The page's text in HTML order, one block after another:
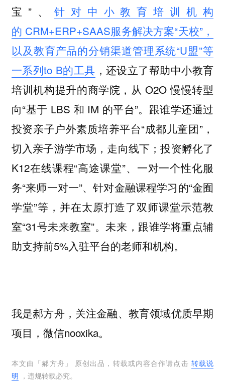
宝”、 针对中小教育培训机构
的 CRM+ERP+SAAS服务解决方案“天校”，
以及教育产品的分销渠道管理系统“U盟”等
一系列to B的工具 ，还设立了帮助中小教育
培训机构提升的商学院，从 O2O 慢慢转型
向“基于 LBS 和 IM 的平台”。跟谁学还通过
投资亲子户外素质培养平台“成都儿童团”，
切入亲子游学市场，走向线下；投资孵化了
K12在线课程“高途课堂”、一对一个性化服
务“来师一对一”、针对金融课程学习的“金囿
学堂”等，并在太原打造了双师课堂示范教
室“31号未来教室”。未来，跟谁学将重点辅
助支持前5%入驻平台的老师和机构。
我是郝方舟，关注金融、教育领域优质早期
项目，微信nooxika。
本文由「郝方舟 」 原创出品，转载或内容合作请点击 转载说
明 ，违规转载必究。